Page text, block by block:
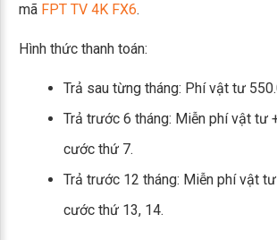
mã FPT TV 4K FX6.
Hình thức thanh toán:
Trả sau từng tháng: Phí vật tư
Trả trước 6 tháng: Miễn phí vật tư
cước thứ 7.
Trả trước 12 tháng: Miễn phí vật
cước thứ 13, 14.